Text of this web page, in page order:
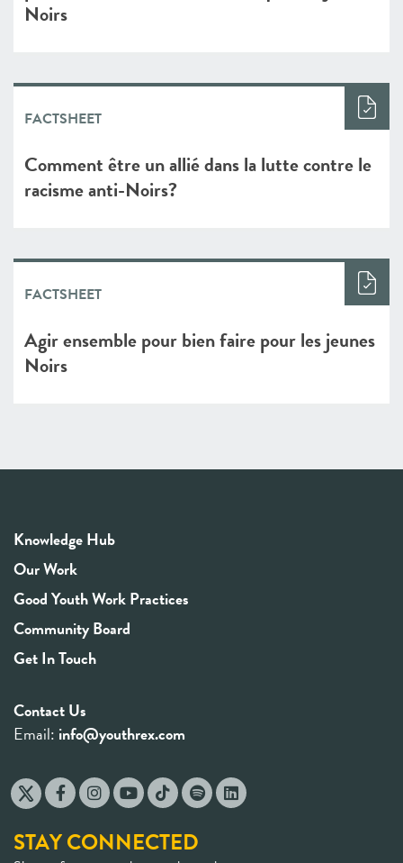
Noirs
FACTSHEET
Comment être un allié dans la lutte contre le
racisme anti-Noirs?
FACTSHEET
Agir ensemble pour bien faire pour les jeunes
Noirs
Knowledge Hub
Our Work
Good Youth Work Practices
Community Board
Get In Touch
Contact Us
Email: info@youthrex.com
STAY CONNECTED